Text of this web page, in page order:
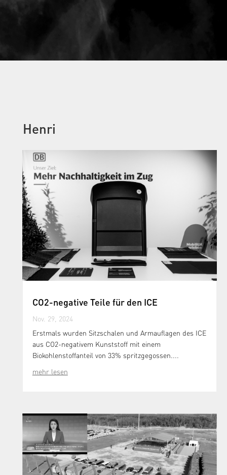
Henri
CO2-negative Teile für den ICE
Nov. 29, 2024
Erstmals wurden Sitzschalen und Armauflagen des ICE
aus CO2-negativem Kunststoff mit einem
Biokohlenstoffanteil von 33% spritzgegossen....
mehr lesen